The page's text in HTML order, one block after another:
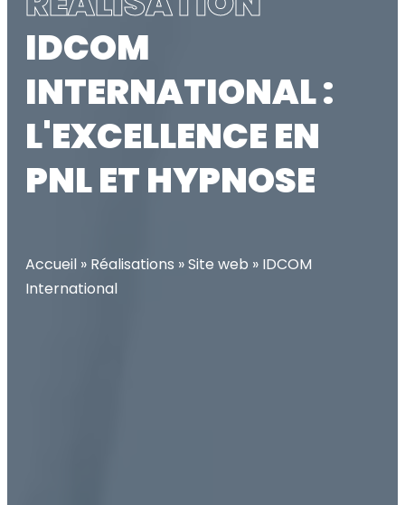
IDCOM
INTERNATIONAL :
L'EXCELLENCE EN
PNL ET HYPNOSE
Accueil » Réalisations »Site web » IDCOM
International